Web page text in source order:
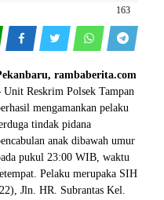
163
rambaberita.com
Unit Reskrim Polsek Tampan
mengamankan pelaku
tindak pidana
anak dibawah umur
pukul 23:00 WIB, waktu
Pelaku merupaka SIH
Jln. HR. Subrantas Kel.